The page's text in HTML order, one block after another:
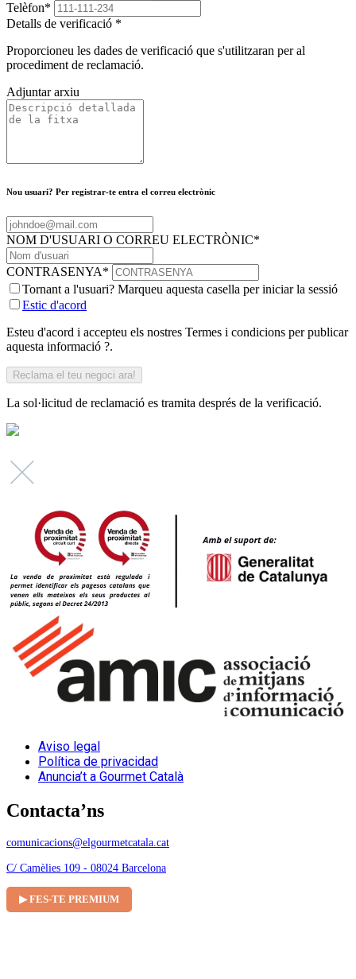
Telèfon*
Detalls de verificació *
Proporcioneu les dades de verificació que s'utilitzaran per al
procediment de reclamació.
Adjuntar arxiu
Nou usuari? Per registrar-te entra el correu electrònic
NOM D'USUARI O CORREU ELECTRÒNIC*
CONTRASENYA*
Tornant a l'usuari? Marqueu aquesta casella per iniciar la sessió
Estic d'acord
Esteu d'acord i accepteu els nostres Termes i condicions per publicar
aquesta informació ?.
La sol·licitud de reclamació es tramita després de la verificació.
Aviso legal
Política de privacidad
Anuncia’t a Gourmet Català
Contacta’ns
comunicacions@elgourmetcatala.cat
C/ Camèlies 109 - 08024 Barcelona
▶ FES-TE PREMIUM